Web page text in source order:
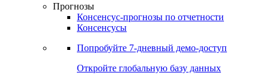
Прогнозы
Консенсус-прогнозы по отчетности
Консенсусы
Попробуйте 7-дневный демо-доступ
Откройте глобальную базу данных